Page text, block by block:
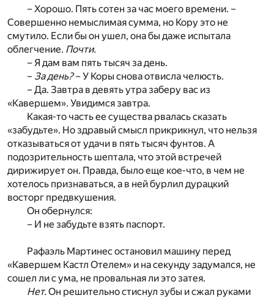
– Хорошо. Пять сотен за час моего времени. –
Совершенно немыслимая сумма, но Кору это не
смутило. Если бы он ушел, она бы даже испытала
облегчение. Почти.
– Я дам вам пять тысяч за день.
– За день?– У Коры снова отвисла челюсть.
– Да. Завтра в девять утра заберу вас из
«Кавершем». Увидимся завтра.
Какая-то часть ее существа рвалась сказать
«забудьте». Но здравый смысл прикрикнул, что нельзя
отказываться от удачи в пять тысяч фунтов. А
подозрительность шептала, что этой встречей
дирижирует он. Правда, было еще кое-что, в чем не
хотелось признаваться, а в ней бурлил дурацкий
восторг предвкушения.
Он обернулся:
– И не забудьте взять паспорт.
Рафаэль Мартинес остановил машину перед
«Кавершем Кастл Отелем» и на секунду задумался, не
сошел ли с ума, не провальная ли это затея.
Нет. Он решительно стиснул зубы и сжал руками